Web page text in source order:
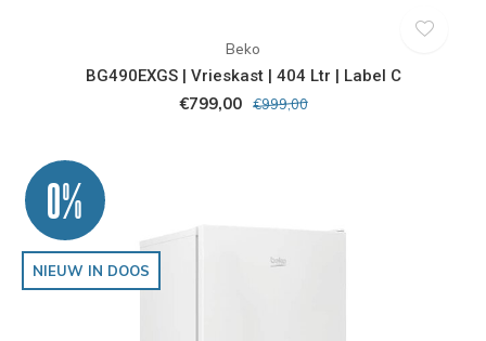
Beko
BG490EXGS | Vrieskast | 404 Ltr | Label C
€799,00 €999,00
0%
NIEUW IN DOOS